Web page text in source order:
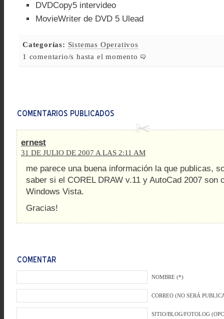
DVDCopy5 intervideo
MovieWriter de DVD 5 Ulead
Categorías: Sistemas Operativos
1 comentario/s hasta el momento
ernest
31 DE JULIO DE 2007 A LAS 2:11 AM
me parece una buena información la que publicas,
saber si el COREL DRAW v.11 y AutoCad 2007 son
Windows Vista.
Gracias!
NOMBRE (*)
CORREO (NO SERÁ
SITIO/BLOG/FOTOLOG